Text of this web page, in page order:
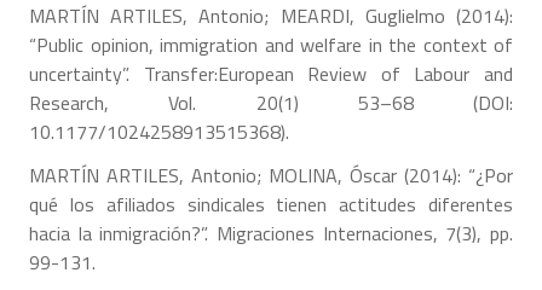
MARTÍN ARTILES, Antonio; MEARDI, Guglielmo (2014):
“Public opinion, immigration and welfare in the context of
uncertainty”. Transfer:European Review of Labour and
Research, Vol. 20(1) 53–68 (DOI:
10.1177/1024258913515368).
MARTÍN ARTILES, Antonio; MOLINA, Óscar (2014): “¿Por
qué los afiliados sindicales tienen actitudes diferentes
hacia la inmigración?”. Migraciones Internaciones, 7(3), pp.
99-131.